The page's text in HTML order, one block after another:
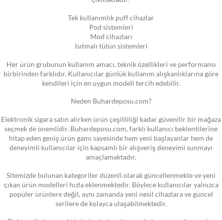
Tek kullanımlık puff cihazlar
Pod sistemleri
Mod cihazları
Isıtmalı tütün sistemleri
Her ürün grubunun kullanım amacı, teknik özellikleri ve performansı
birbirinden farklıdır. Kullanıcılar günlük kullanım alışkanlıklarına göre
kendileri için en uygun modeli tercih edebilir.
Neden Buhardeposu.com?
Elektronik sigara satın alırken ürün çeşitliliği kadar güvenilir bir mağaza
seçmek de önemlidir. Buhardeposu.com, farklı kullanıcı beklentilerine
hitap eden geniş ürün gamı sayesinde hem yeni başlayanlar hem de
deneyimli kullanıcılar için kapsamlı bir alışveriş deneyimi sunmayı
amaçlamaktadır.
Sitemizde bulunan kategoriler düzenli olarak güncellenmekte ve yeni
çıkan ürün modelleri hızla eklenmektedir. Böylece kullanıcılar yalnızca
popüler ürünlere değil, aynı zamanda yeni nesil cihazlara ve güncel
serilere de kolayca ulaşabilmektedir.